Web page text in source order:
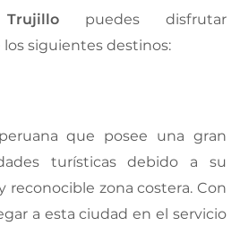
Trujillo puedes disfrutar
siguientes destinos:
que posee una gran
turísticas debido a su
zona costera. Con
a esta ciudad en el servicio